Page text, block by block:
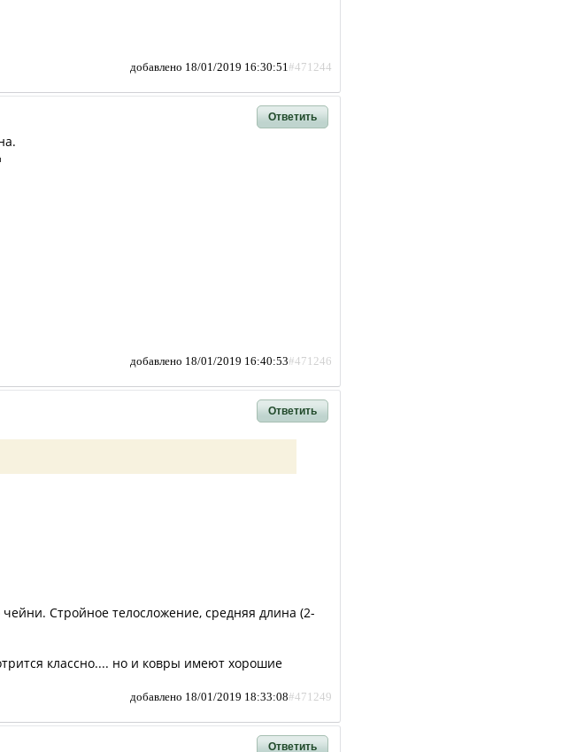
добавлено 18/01/2019 16:30:51#471244
Ответить
добавлено 18/01/2019 16:40:53#471246
Ответить
Стройное телосложение, средняя длина (2-
классно.... но и ковры имеют хорошие
добавлено 18/01/2019 18:33:08#471249
Ответить